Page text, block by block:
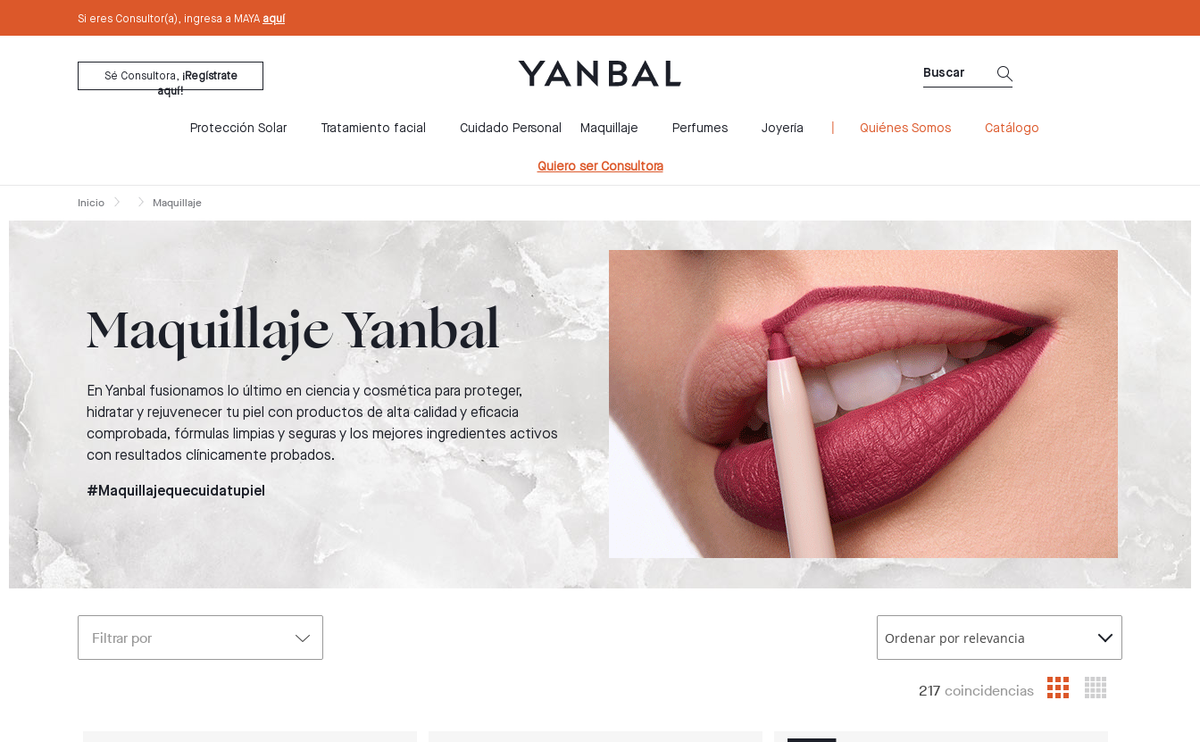
Si eres Consultor(a), ingresa a MAYA aquí
Sé Consultora, ¡Regístrate
aquí!
Protección Solar Tratamiento facial Cuidado Personal Maquillaje Perfumes Joyería Quiénes Somos Catálogo
Quiero ser Consultora
Inicio Maquillaje
Maquillaje Yanbal
En Yanbal fusionamos lo último en ciencia y cosmética para proteger,
hidratar y rejuvenecer tu piel con productos de alta calidad y eficacia
comprobada, fórmulas limpias y seguras y los mejores ingredientes activos
con resultados clínicamente probados.
#Maquillajequecuidatupiel
Filtrar por Ordenar por relevancia
217 coincidencias